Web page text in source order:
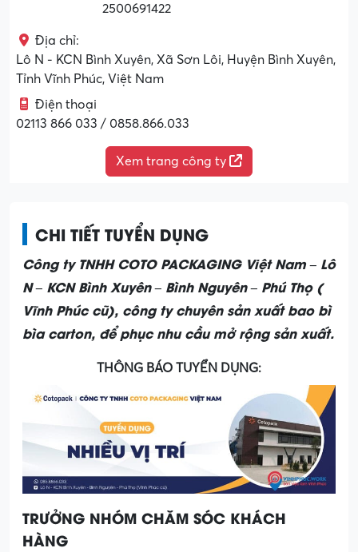
2500691422
Địa chỉ:
Lô N - KCN Bình Xuyên, Xã Sơn Lôi, Huyện Bình Xuyên,
Tỉnh Vĩnh Phúc, Việt Nam
Điện thoại
02113 866 033 / 0858.866.033
Xem trang công ty
CHI TIẾT TUYỂN DỤNG
Công ty TNHH COTO PACKAGING Việt Nam – Lô
N – KCN Bình Xuyên – Bình Nguyên – Phú Thọ (
Vĩnh Phúc cũ), công ty chuyên sản xuất bao bì
bìa carton, để phục nhu cầu mở rộng sản xuất.
THÔNG BÁO TUYỂN DỤNG:
TRƯỞNG NHÓM CHĂM SÓC KHÁCH
HÀNG